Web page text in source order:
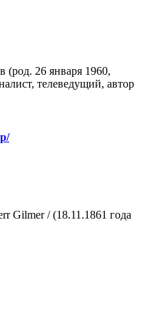
(род. 26 января 1960,
телеведущий, автор
Gilmer / (18.11.1861 года